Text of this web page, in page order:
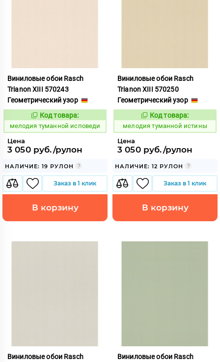
Виниловые обои Rasch
Trianon XIII 570243
Геометрический узор
966285
Код товара:
мелодия туманной исповеди
Цена
3 050 руб./рулон
НАЛИЧИЕ: 19 РУЛОН
Заказ в 1 клик
В корзину
Виниловые обои Rasch
Trianon XIII 570250
Геометрический узор
966286
Код товара:
мелодия туманной истины
Цена
3 050 руб./рулон
НАЛИЧИЕ: 12 РУЛОН
Заказ в 1 клик
В корзину
Виниловые обои Rasch Виниловые обои Rasch